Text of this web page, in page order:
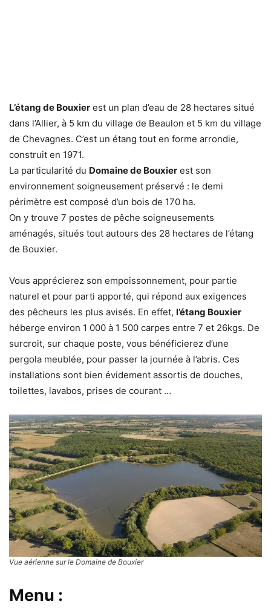
L’étang de Bouxier est un plan d’eau de 28 hectares situé
dans l’Allier, à 5 km du village de Beaulon et 5 km du village
de Chevagnes. C’est un étang tout en forme arrondie,
construit en 1971.
La particularité du Domaine de Bouxier est son
environnement soigneusement préservé : le demi
périmètre est composé d’un bois de 170 ha.
On y trouve 7 postes de pêche soigneusements
aménagés, situés tout autours des 28 hectares de l’étang
de Bouxier.
Vous apprécierez son empoissonnement, pour partie
naturel et pour parti apporté, qui répond aux exigences
des pêcheurs les plus avisés. En effet, l’étang Bouxier
héberge environ 1 000 à 1 500 carpes entre 7 et 26kgs. De
surcroit, sur chaque poste, vous bénéficierez d’une
pergola meublée, pour passer la journée à l’abris. Ces
installations sont bien évidement assortis de douches,
toilettes, lavabos, prises de courant …
Vue aérienne sur le Domaine de Bouxier
Menu :